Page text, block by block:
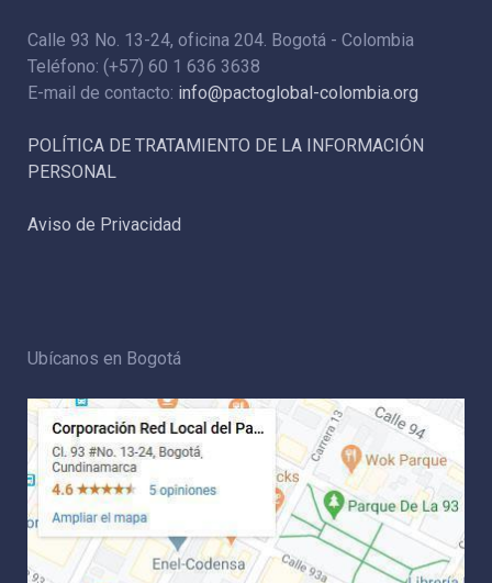
Calle 93 No. 13-24, oficina 204. Bogotá - Colombia
Teléfono: (+57) 60 1 636 3638
E-mail de contacto: info@pactoglobal-colombia.org
POLÍTICA DE TRATAMIENTO DE LA INFORMACIÓN
PERSONAL
Aviso de Privacidad
Ubícanos en Bogotá